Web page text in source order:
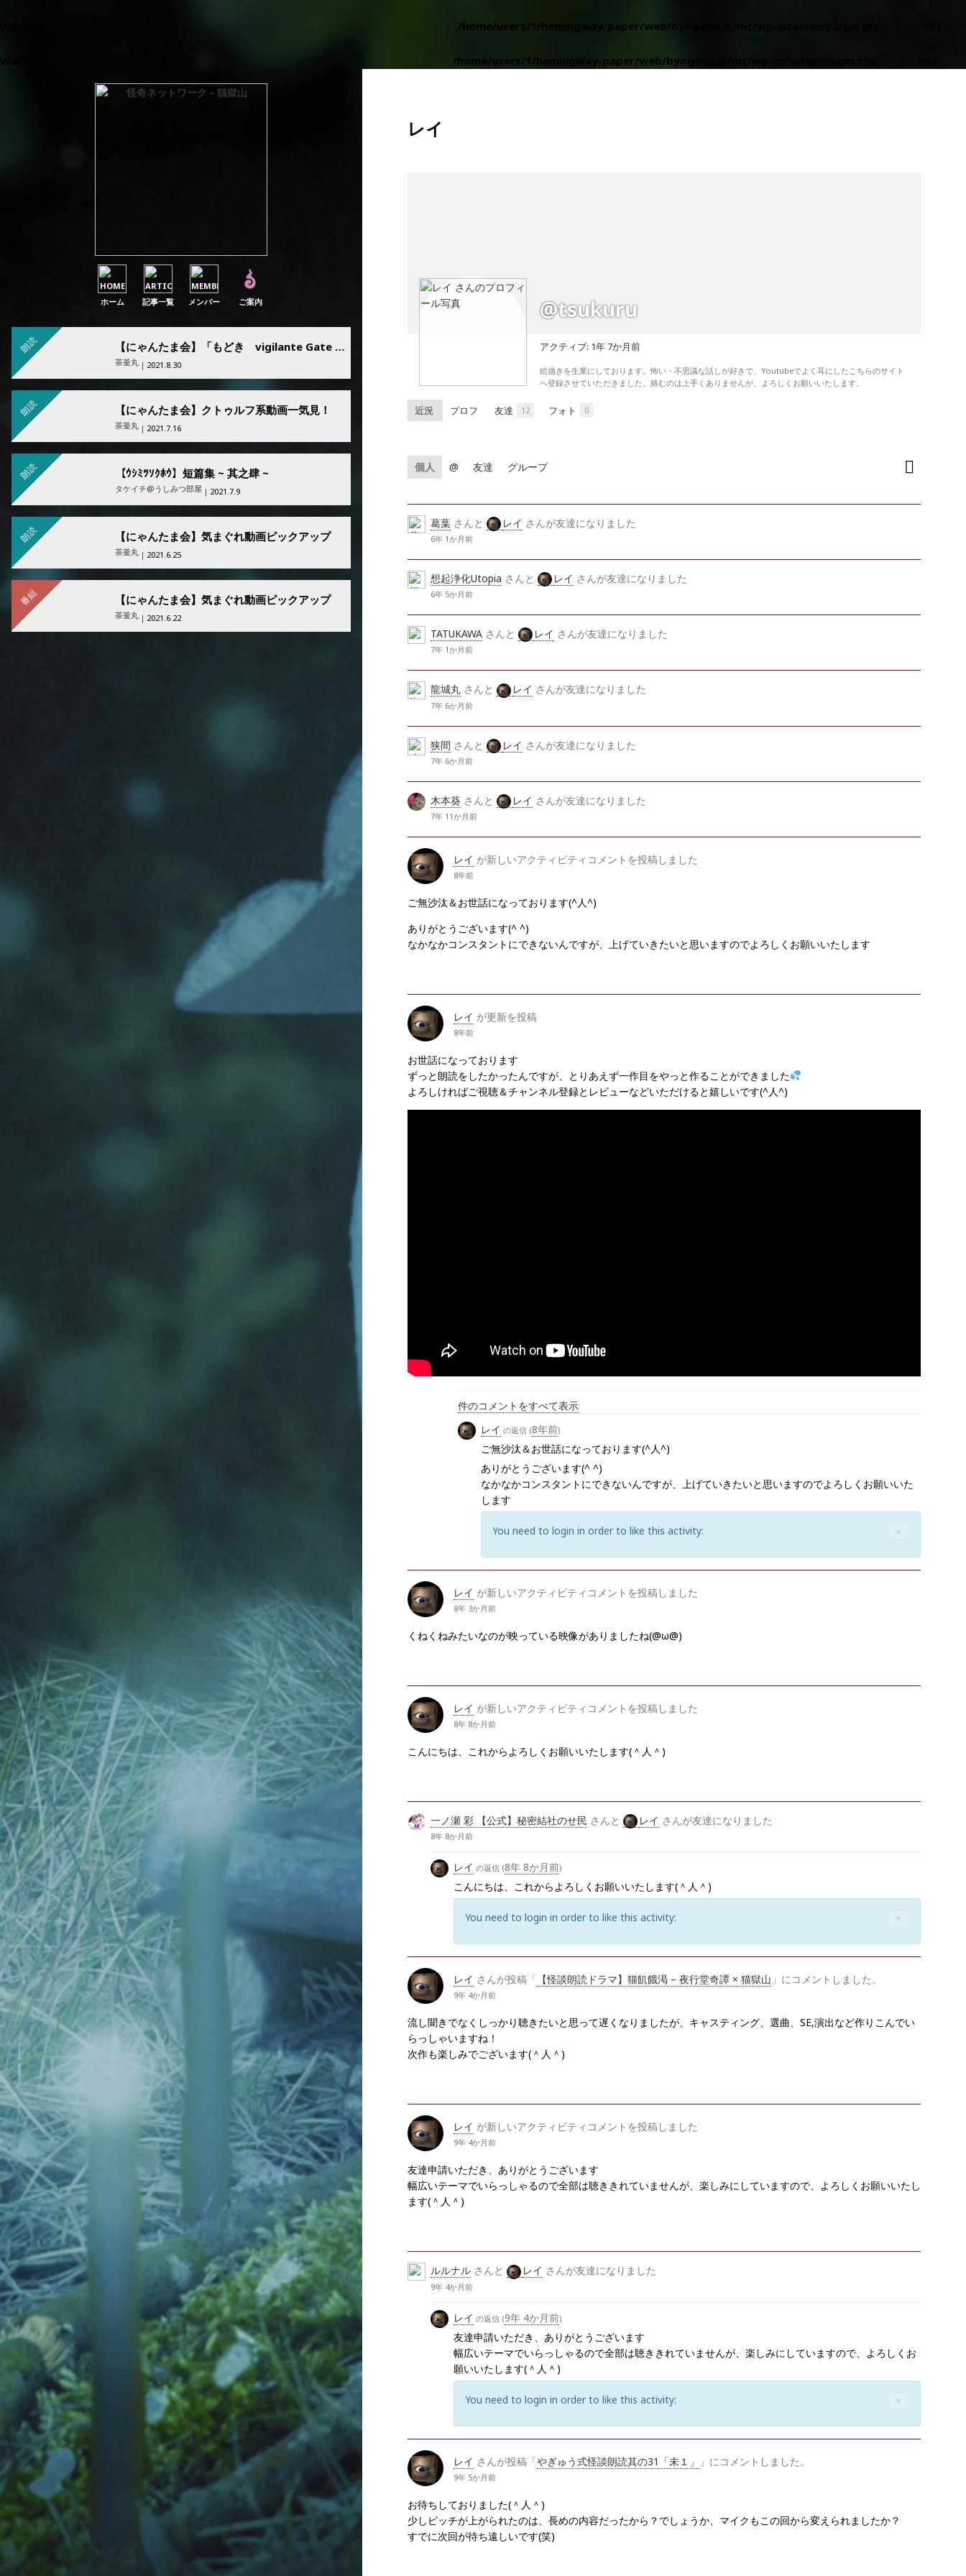
/home/users/1/hemingway-paper/web/byogoku.jp/mt/wp-includes/plugin.php
Warning /home/users/1/hemingway-paper/web/byogoku.jp/mt/wp-includes/plugin.php
ホーム 記事一覧 メンバー ご案内
朗読 【にゃんたま会】「もどき vigilante Gate of Hell 第2話 混沌の迷宮」
茶釜丸 ｜2021.8.30
朗読 【にゃんたま会】クトゥルフ系動画一気見！
茶釜丸 ｜2021.7.16
朗読 【ｳｼﾐﾂｿｸﾎｳ】短篇集 ~ 其之肆 ~
タケイチ@うしみつ部屋 ｜2021.7.9
朗読 【にゃんたま会】気まぐれ動画ピックアップ
茶釜丸 ｜2021.6.25
番組 【にゃんたま会】気まぐれ動画ピックアップ
茶釜丸 ｜2021.6.22
レイ
@tsukuru
アクティブ: 1年 7か月前
絵描きを生業にしております。怖い・不思議な話しが好きで、Youtubeでよく耳にしたこちらのサイト
へ登録させていただきました。絡むのは上手くありませんが、よろしくお願いいたします。
12 0
個人 @ 友達 グループ
葛葉 さんと レイ さんが友達になりました
6年 1か月前
想起浄化Utopia さんと レイ さんが友達になりました
6年 5か月前
TATUKAWA さんと レイ さんが友達になりました
7年 1か月前
龍城丸 さんと レイ さんが友達になりました
7年 6か月前
狭間 さんと レイ さんが友達になりました
7年 6か月前
木本葵 さんと レイ さんが友達になりました
7年 11か月前
レイ が新しいアクティビティコメントを投稿しました
8年前
ご無沙汰＆お世話になっております(^人^)
ありがとうございます(^ ^)
なかなかコンスタントにできないんですが、上げていきたいと思いますのでよろしくお願いいたします
レイ が更新を投稿
8年前
お世話になっております
ずっと朗読をしたかったんですが、とりあえず一作目をやっと作ることができました
よろしければご視聴＆チャンネル登録とレビューなどいただけると嬉しいです(^人^)
件のコメントをすべて表示
レイ の返信 (8年前)
ご無沙汰＆お世話になっております(^人^)
ありがとうございます(^ ^)
なかなかコンスタントにできないんですが、上げていきたいと思いますのでよろしくお願いいた
します
×
S
E
You need to login in order to like this activity:
レイ が新しいアクティビティコメントを投稿しました
8年 3か月前
くねくねみたいなのが映っている映像がありましたね(@ω@)
レイ が新しいアクティビティコメントを投稿しました
8年 8か月前
こんにちは、これからよろしくお願いいたします(＾人＾)
一ノ瀬 彩 【公式】秘密結社のせ民 さんと レイ さんが友達になりました
8年 8か月前
レイ の返信 (8年 8か月前)
こんにちは、これからよろしくお願いいたします(＾人＾)
×
S
E
You need to login in order to like this activity:
レイ さんが投稿「 【怪談朗読ドラマ】猫飢餓渇 – 夜行堂奇譚 × 猫獄山 」にコメントしました。
9年 4か月前
流し聞きでなくしっかり聴きたいと思って遅くなりましたが、キャスティング、選曲、SE,演出など作りこんでい
らっしゃいますね！
次作も楽しみでございます(＾人＾)
レイ が新しいアクティビティコメントを投稿しました
9年 4か月前
友達申請いただき、ありがとうございます
幅広いテーマでいらっしゃるので全部は聴ききれていませんが、楽しみにしていますので、よろしくお願いいたし
ます(＾人＾)
ルルナル さんと レイ さんが友達になりました
9年 4か月前
レイ の返信 (9年 4か月前)
友達申請いただき、ありがとうございます
幅広いテーマでいらっしゃるので全部は聴ききれていませんが、楽しみにしていますので、よろしくお
願いいたします(＾人＾)
×
S
E
You need to login in order to like this activity:
レイ さんが投稿「やぎゅう式怪談朗読其の31「未１」 」にコメントしました。
9年 5か月前
お待ちしておりました(＾人＾)
少しピッチが上がられたのは、長めの内容だったから？でしょうか、マイクもこの回から変えられましたか？
すでに次回が待ち遠しいです(笑)